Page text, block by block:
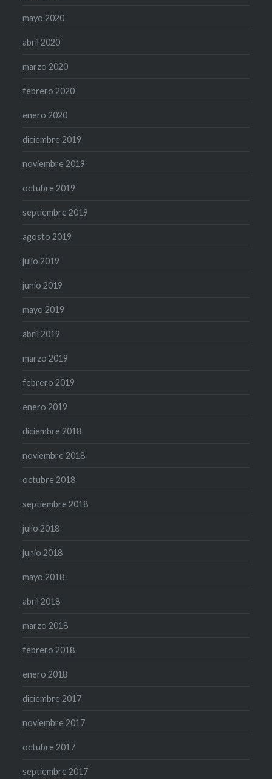
mayo 2020
abril 2020
marzo 2020
febrero 2020
enero 2020
diciembre 2019
noviembre 2019
octubre 2019
septiembre 2019
agosto 2019
julio 2019
junio 2019
mayo 2019
abril 2019
marzo 2019
febrero 2019
enero 2019
diciembre 2018
noviembre 2018
octubre 2018
septiembre 2018
julio 2018
junio 2018
mayo 2018
abril 2018
marzo 2018
febrero 2018
enero 2018
diciembre 2017
noviembre 2017
octubre 2017
septiembre 2017